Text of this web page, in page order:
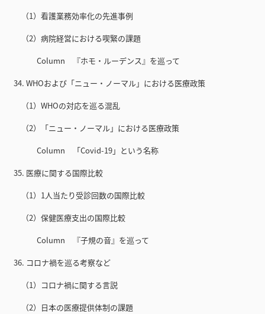
（1）看護業務効率化の先進事例
（2）病院経営における喫緊の課題
Column 『ホモ・ルーデンス』を巡って
34. WHOおよび「ニュー・ノーマル」における医療政策
（1）WHOの対応を巡る混乱
（2）「ニュー・ノーマル」における医療政策
Column 「Covid-19」という名称
35. 医療に関する国際比較
（1）1人当たり受診回数の国際比較
（2）保健医療支出の国際比較
Column 『子規の音』を巡って
36. コロナ禍を巡る考察など
（1）コロナ禍に関する言説
（2）日本の医療提供体制の課題